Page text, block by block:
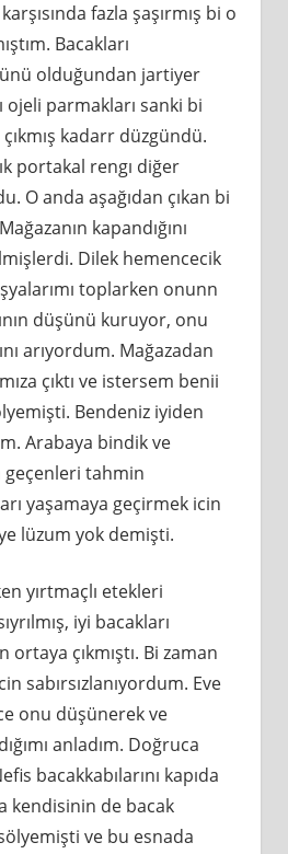
fazla şaşırmış bi o
Bacakları
olduğundan jartiyer
ojeli parmakları sanki bi
kadarr düzgündü.
portakal rengı diğer
O anda aşağıdan çıkan bi
kapandığını
Dilek hemencecik
toplarken onunn
düşünü kuruyor, onu
arıyordum. Mağazadan
çıktı ve istersem benii
Bendeniz iyiden
Arabaya bindik ve
geçenleri tahmin
yaşamaya geçirmek icin
lüzum yok demişti.
yırtmaçlı etekleri
iyi bacakları
çıkmıştı. Bi zaman
sabırsızlanıyordum. Eve
onu düşünerek ve
anladım. Doğruca
bacakkabılarını kapıda
kendisinin de bacak
ve bu esnada